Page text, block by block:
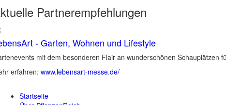
Partnerempfehlungen
- Garten, Wohnen und Lifestyle
mit dem besonderen Flair an wunderschönen Schauplätzen
erfahren: www.lebensart-messe.de/
Startseite